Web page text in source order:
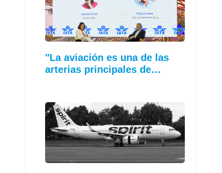
"La aviación es una de las
arterias principales de…